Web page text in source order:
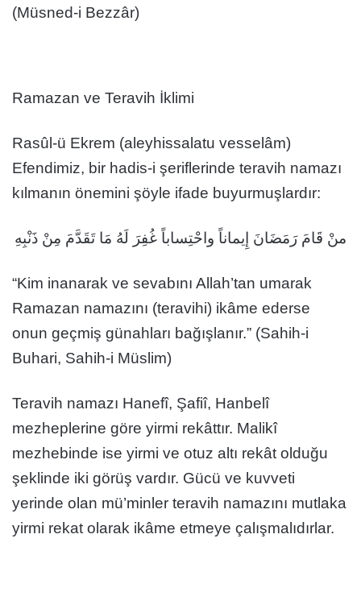
(Müsned-i Bezzâr)
Ramazan ve Teravih İklimi
Rasûl-ü Ekrem (aleyhissalatu vesselâm)
Efendimiz, bir hadis-i şeriflerinde teravih namazı
kılmanın önemini şöyle ifade buyurmuşlardır:
منْ قَامَ رَمَضَانَ إِيماناً واحْتِساباً غُفِرَ لَهُ مَا تَقَدَّمَ مِنْ ذَنْبِهِ
“Kim inanarak ve sevabını Allah’tan umarak
Ramazan namazını (teravihi) ikâme ederse
onun geçmiş günahları bağışlanır.” (Sahih-i
Buhari, Sahih-i Müslim)
Teravih namazı Hanefî, Şafiî, Hanbelî
mezheplerine göre yirmi rekâttır. Malikî
mezhebinde ise yirmi ve otuz altı rekât olduğu
şeklinde iki görüş vardır. Gücü ve kuvveti
yerinde olan mü’minler teravih namazını mutlaka
yirmi rekat olarak ikâme etmeye çalışmalıdırlar.